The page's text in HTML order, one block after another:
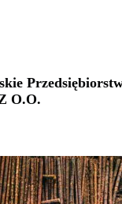
O.o.